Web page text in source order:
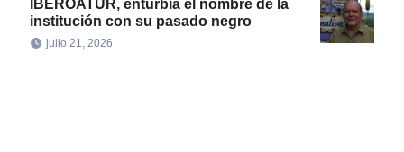
IBEROATUR, enturbia el nombre de la
institución con su pasado negro
julio 21, 2026